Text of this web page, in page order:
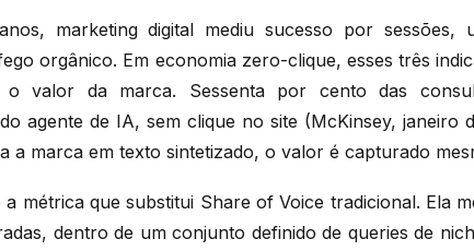
marketing digital mediu sucesso por sessões,
orgânico. Em economia zero-clique, esses três
o valor da marca. Sessenta por cento das
agente de IA, sem clique no site (McKinsey, janeiro
a marca em texto sintetizado, o valor é capturado
métrica que substitui Share of Voice tradicional. Ela
dentro de um conjunto definido de queries de